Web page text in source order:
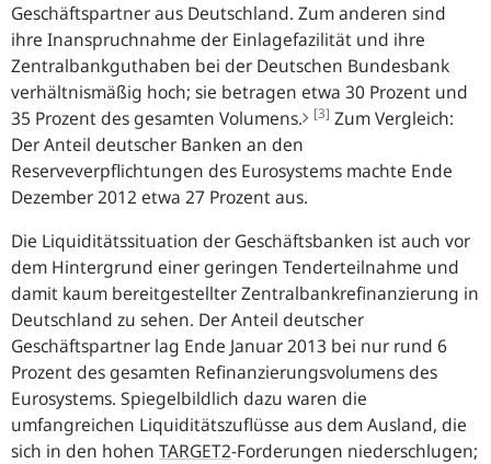
Geschäftspartner aus Deutschland. Zum anderen sind
ihre Inanspruchnahme der Einlagefazilität und ihre
Zentralbankguthaben bei der Deutschen Bundesbank
verhältnismäßig hoch; sie betragen etwa 30 Prozent und
35 Prozent des gesamten Volumens.
[3] Zum Vergleich:
Der Anteil deutscher Banken an den
Reserveverpflichtungen des Eurosystems machte Ende
Dezember 2012 etwa 27 Prozent aus.
Die Liquiditätssituation der Geschäftsbanken ist auch vor
dem Hintergrund einer geringen Tenderteilnahme und
damit kaum bereitgestellter Zentralbankrefinanzierung in
Deutschland zu sehen. Der Anteil deutscher
Geschäftspartner lag Ende Januar 2013 bei nur rund 6
Prozent des gesamten Refinanzierungsvolumens des
Eurosystems. Spiegelbildlich dazu waren die
umfangreichen Liquiditätszuflüsse aus dem Ausland, die
sich in den hohen TARGET2-Forderungen niederschlugen;